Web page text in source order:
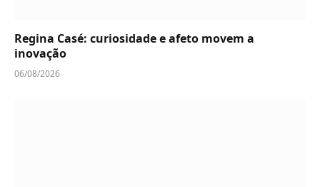
Regina Casé: curiosidade e afeto movem a
inovação
06/08/2026